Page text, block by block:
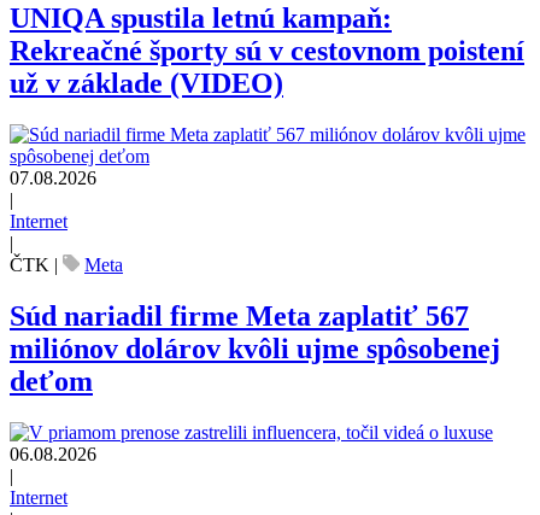
UNIQA spustila letnú kampaň:
Rekreačné športy sú v cestovnom poistení
už v základe (VIDEO)
07.08.2026
|
Internet
|
ČTK | Meta
Súd nariadil firme Meta zaplatiť 567
miliónov dolárov kvôli ujme spôsobenej
deťom
06.08.2026
|
Internet